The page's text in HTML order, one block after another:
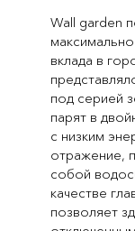
Wall garden
вклада в
под серией
парят в
с низким
отражение,
собой
качестве
позволяет